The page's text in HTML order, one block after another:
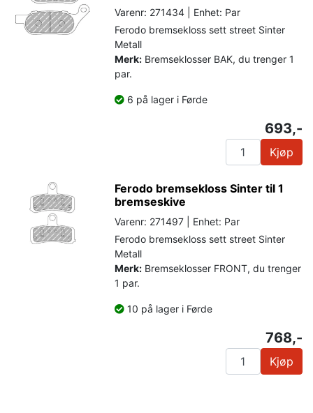
Varenr: 271434 | Enhet: Par
Ferodo bremsekloss sett street Sinter
Metall
Merk: Bremseklosser BAK, du trenger 1
par.
6 på lager i Førde
693,-
Kjøp
Ferodo bremsekloss Sinter til 1
bremseskive
Varenr: 271497 | Enhet: Par
Ferodo bremsekloss sett street Sinter
Metall
Merk: Bremseklosser FRONT, du trenger
1 par.
10 på lager i Førde
768,-
Kjøp